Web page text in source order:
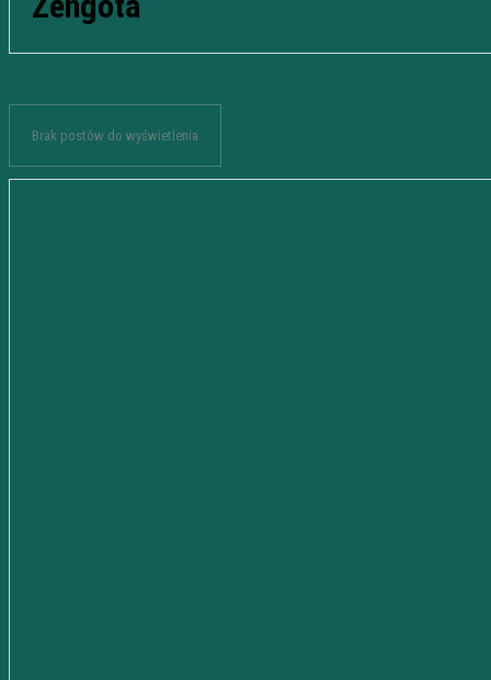
Brak postów do wyświetlenia